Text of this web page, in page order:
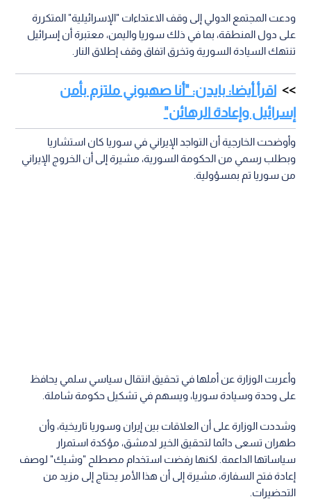
ودعت المجتمع الدولي إلى وقف الاعتداءات "الإسرائيلية" المتكررة
على دول المنطقة، بما في ذلك سوريا واليمن، معتبرة أن إسرائيل
تنتهك السيادة السورية وتخرق اتفاق وقف إطلاق النار.
اقرأ أيضا: بايدن: "أنا صهيوني ملتزم بأمن
إسرائيل وإعادة الرهائن"
وأوضحت الخارجية أن التواجد الإيراني في سوريا كان استشاريا
وبطلب رسمي من الحكومة السورية، مشيرة إلى أن الخروج الإيراني
من سوريا تم بمسؤولية.
وأعربت الوزارة عن أملها في تحقيق انتقال سياسي سلمي يحافظ
على وحدة وسيادة سوريا، ويسهم في تشكيل حكومة شاملة.
وشددت الوزارة على أن العلاقات بين إيران وسوريا تاريخية، وأن
طهران تسعى دائما لتحقيق الخير لدمشق، مؤكدة استمرار
سياساتها الداعمة. لكنها رفضت استخدام مصطلح "وشيك" لوصف
إعادة فتح السفارة، مشيرة إلى أن هذا الأمر يحتاج إلى مزيد من
التحضيرات.